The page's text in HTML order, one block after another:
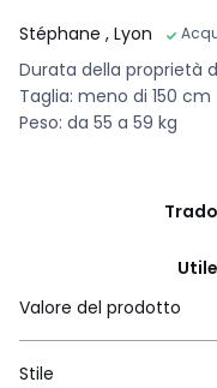
Stéphane , Lyon
Durata della proprietà
Taglia: meno di 150 cm
Peso: da 55 a 59 kg
Valore del prodotto
Stile